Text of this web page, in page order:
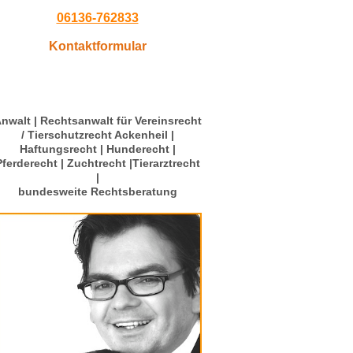
06136-762833
Kontaktformular
| Rechtsanwalt für Vereinsrecht
/ Tierschutzrecht Ackenheil |
Haftungsrecht | Hunderecht |
| Zuchtrecht |Tierarztrecht
|
bundesweite Rechtsberatung